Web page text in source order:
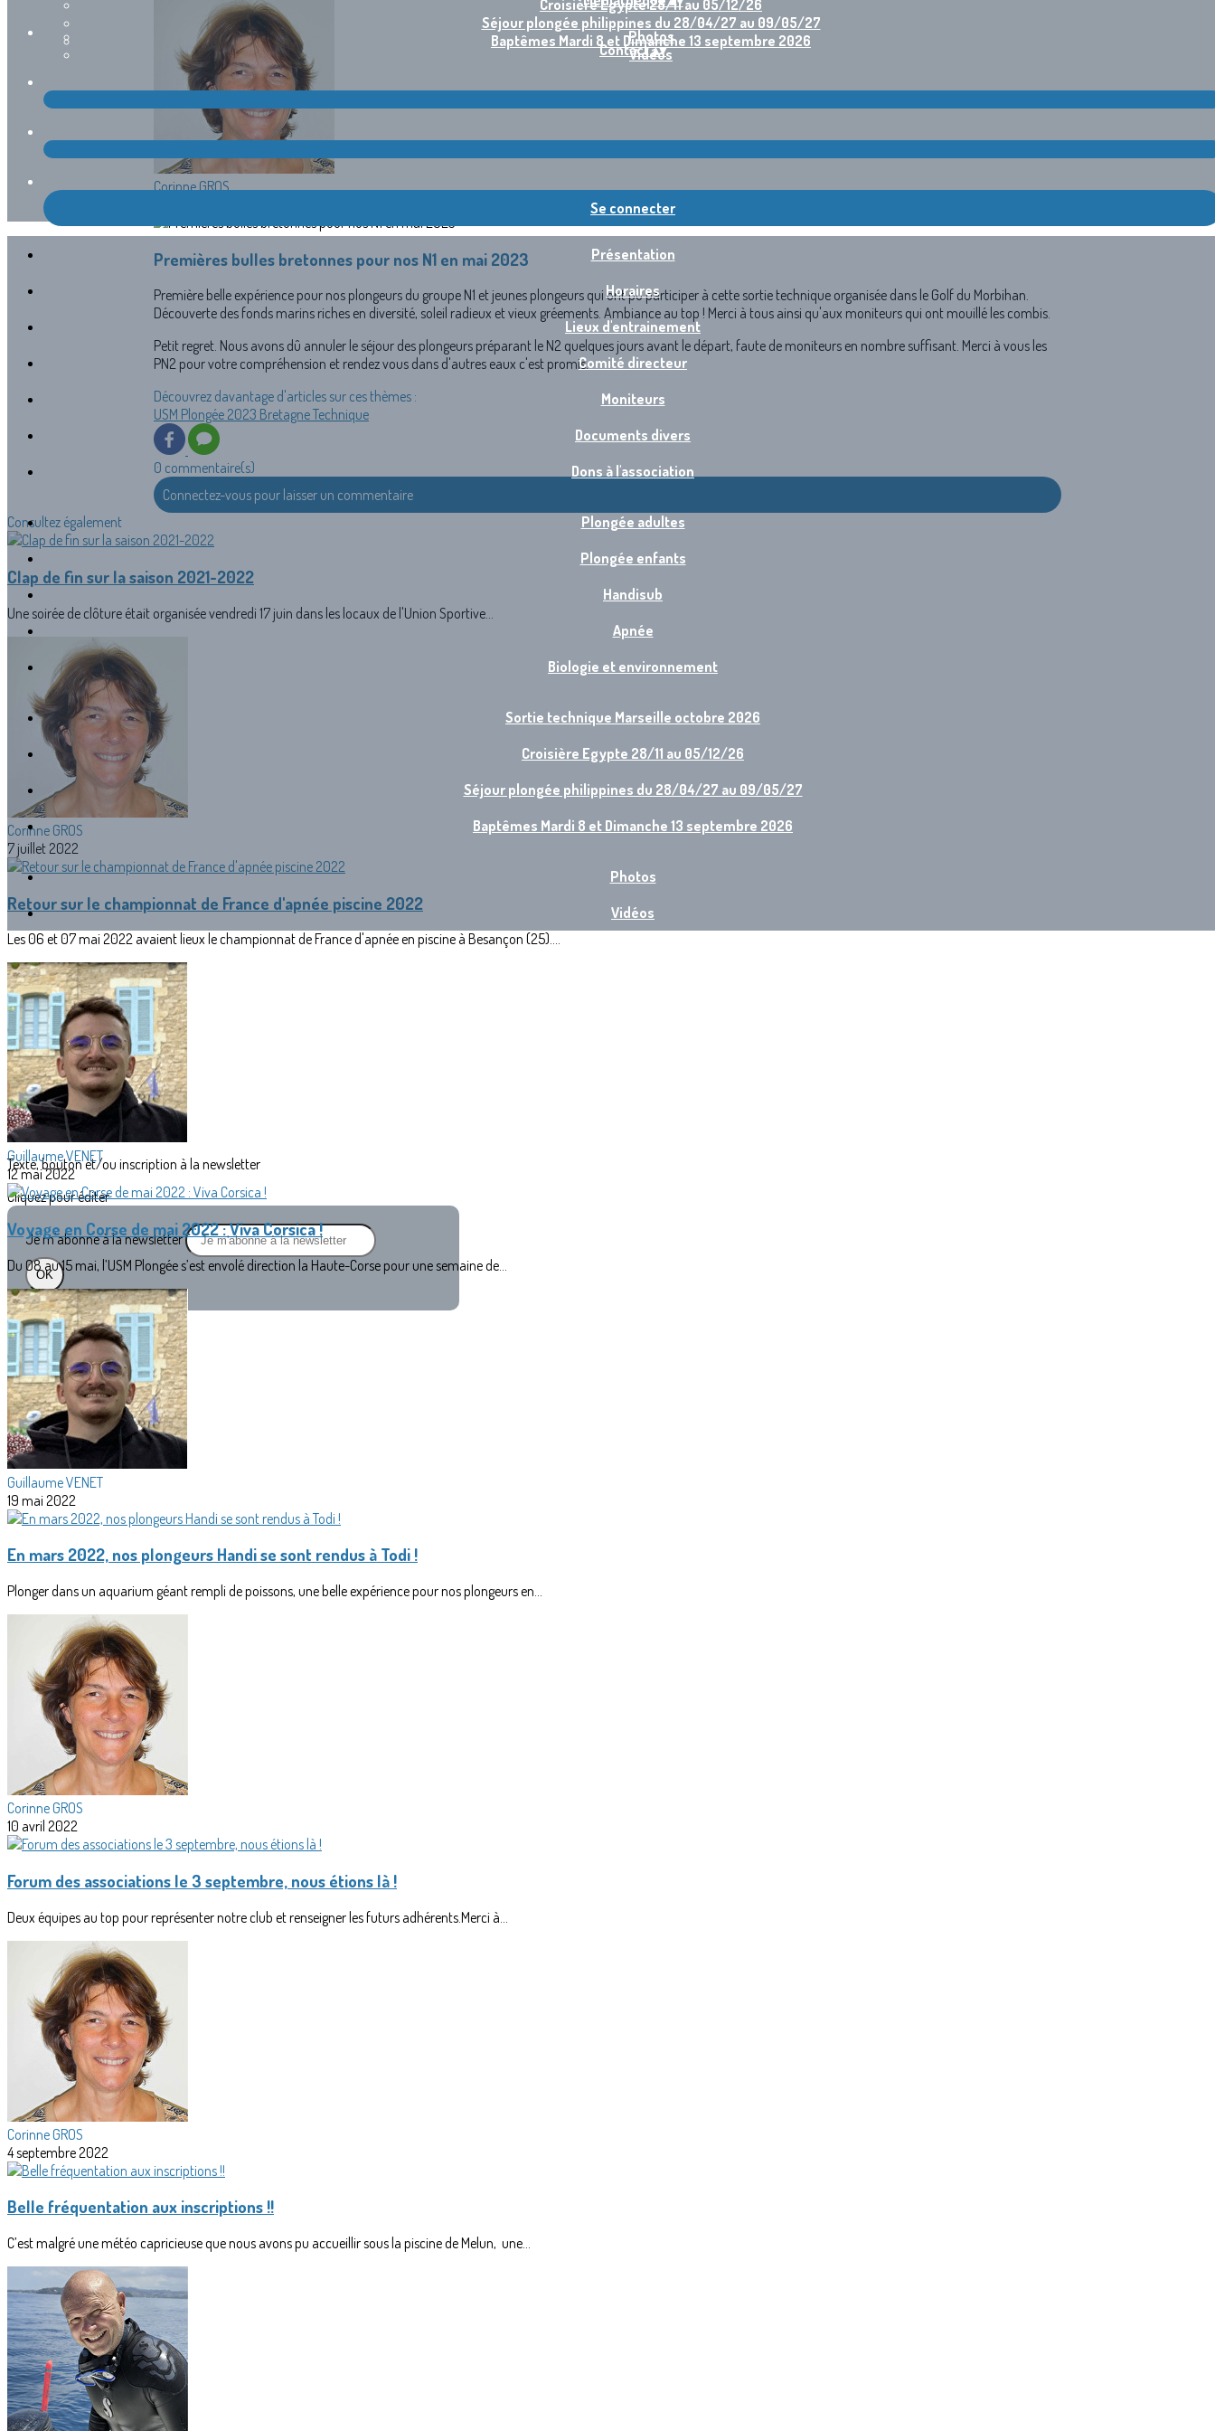
Croisière Egypte 28/11 au 05/12/26
Séjour plongée philippines du 28/04/27 au 09/05/27
Baptêmes Mardi 8 et Dimanche 13 septembre 2026
Photos
Vidéos
Contact▴▾
Se connecter
Présentation
Horaires
Lieux d'entrainement
Comité directeur
Moniteurs
Documents divers
Dons à l'association
Plongée adultes
Plongée enfants
Handisub
Apnée
Biologie et environnement
Sortie technique Marseille octobre 2026
Croisière Egypte 28/11 au 05/12/26
Séjour plongée philippines du 28/04/27 au 09/05/27
Baptêmes Mardi 8 et Dimanche 13 septembre 2026
Photos
Vidéos
Texte, bouton et/ou inscription à la newsletter
Cliquez pour éditer
Je m'abonne à la newsletter
OK
Corinne GROS
Premières bulles bretonnes pour nos N1 en mai 2023
Première belle expérience pour nos plongeurs du groupe N1 et jeunes plongeurs qui ont pu participer à cette sortie technique organisée dans le Golf du Morbihan.
Découverte des fonds marins riches en diversité, soleil radieux et vieux gréements. Ambiance au top ! Merci à tous ainsi qu'aux moniteurs qui ont mouillé les combis.
Petit regret. Nous avons dû annuler le séjour des plongeurs préparant le N2 quelques jours avant le départ, faute de moniteurs en nombre suffisant. Merci à vous les
PN2 pour votre compréhension et rendez vous dans d'autres eaux c'est promis.
Découvrez davantage d'articles sur ces thèmes :
USM Plongée 2023 BretagneTechnique
0 commentaire(s)
Connectez-vous pour laisser un commentaire
Consultez également
Clap de fin sur la saison 2021-2022
Une soirée de clôture était organisée vendredi 17 juin dans les locaux de l'Union Sportive...
Corinne GROS
7 juillet 2022
Retour sur le championnat de France d'apnée piscine 2022
Les 06 et 07 mai 2022 avaient lieux le championnat de France d'apnée en piscine à Besançon (25)....
Guillaume VENET
12 mai 2022
Voyage en Corse de mai 2022 : Viva Corsica !
Du 08 au 15 mai, l’USM Plongée s’est envolé direction la Haute-Corse pour une semaine de...
Guillaume VENET
19 mai 2022
En mars 2022, nos plongeurs Handi se sont rendus à Todi !
Plonger dans un aquarium géant rempli de poissons, une belle expérience pour nos plongeurs en...
Corinne GROS
10 avril 2022
Forum des associations le 3 septembre, nous étions là !
Deux équipes au top pour représenter notre club et renseigner les futurs adhérents.Merci à...
Corinne GROS
4 septembre 2022
Belle fréquentation aux inscriptions !!
C’est malgré une météo capricieuse que nous avons pu accueillir sous la piscine de Melun, une...